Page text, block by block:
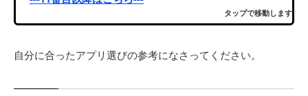
タップで移動します
自分に合ったアプリ選びの参考になさってください。